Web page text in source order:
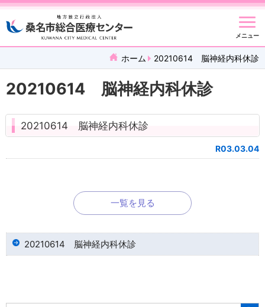
メニュー
ホーム 20210614 脳神経内科休診
20210614 脳神経内科休診
20210614 脳神経内科休診
R03.03.04
一覧を見る
20210614 脳神経内科休診